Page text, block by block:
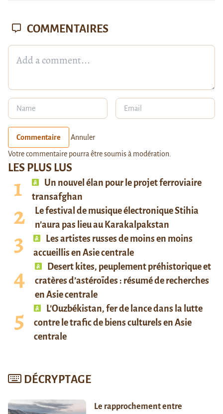
LES PLUS LUS
Un nouvel élan pour le projet ferroviaire
transafghan
Le festival de musique électronique Stihia
n’aura pas lieu au Karakalpakstan
Les artistes russes de moins en moins
accueillis en Asie centrale
Desert kites, peuplement préhistorique et
cratères d’astéroïdes : résumé de recherches
en Asie centrale
L’Ouzbékistan, fer de lance dans la lutte
contre le trafic de biens culturels en Asie
centrale
DÉCRYPTAGE
Le rapprochement entre
COMMENTAIRES
Commentaire Annuler
Votre commentaire pourra être soumis à modération.